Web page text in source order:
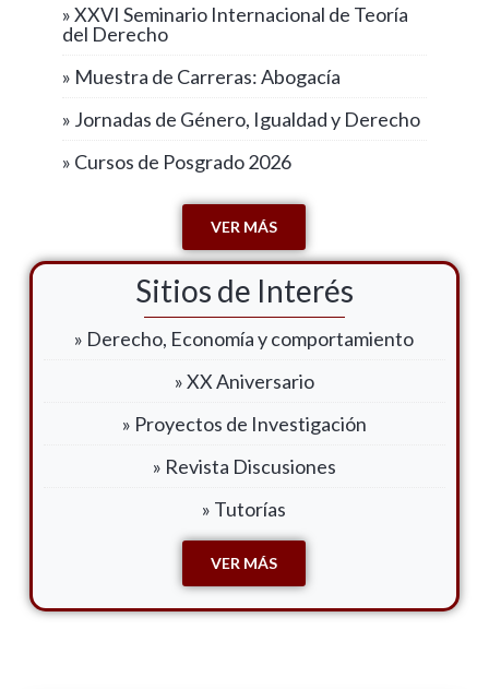
» XXVI Seminario Internacional de Teoría
del Derecho
» Muestra de Carreras: Abogacía
» Jornadas de Género, Igualdad y Derecho
» Cursos de Posgrado 2026
VER MÁS
Sitios de Interés
» Derecho, Economía y comportamiento
» XX Aniversario
» Proyectos de Investigación
» Revista Discusiones
» Tutorías
VER MÁS